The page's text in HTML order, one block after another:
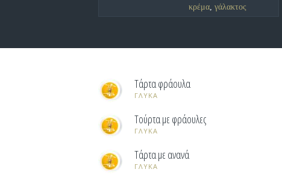
κρέμα,γάλακτος
Τάρτα φράουλα
ΓΛΥΚΑ
Τούρτα με φράουλες
ΓΛΥΚΑ
Τάρτα με ανανά
ΓΛΥΚΑ